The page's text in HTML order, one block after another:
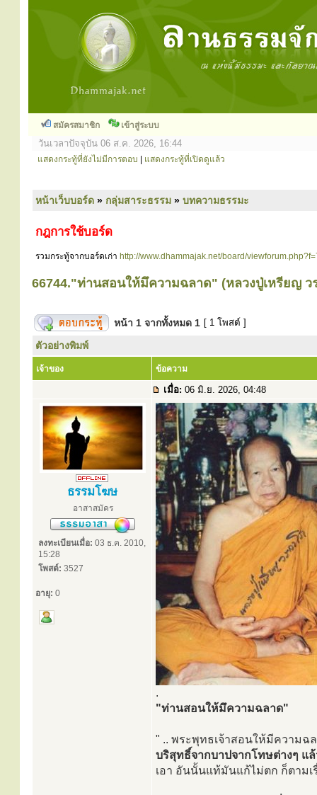
สมัครสมาชิก เข้าสู่ระบบ
วันเวลาปัจจุบัน 06 ส.ค. 2026, 16:44
แสดงกระทู้ที่ยังไม่มีการตอบ แสดงกระทู้ที่เปิดดูแล้ว
หน้าเว็บบอร์ด » กลุ่มสาระธรรม » บทความธรรมะ
กฎการใช้บอร์ด
รวมกระทู้จากบอร์ดเก่า http://www.dhammajak.net/board/
66744."ท่านสอนให้มึความฉลาด" (หลวงปู่เหรียญ ว
หน้า 1 จากทั้งหมด 1 [ 1 โพสต์ ]
ตัวอย่างพิมพ์
เจ้าของ ข้อความ
เมื่อ: 06 มิ.ย. 2026, 04:48
ธรรมโฆษ
อาสาสมัคร
ลงทะเบียนเมื่อ: 03 ธ.ค. 2010,
15:28
โพสต์: 3527
อายุ: 0
.
"ท่านสอนให้มึความฉลาด"
" .. พระพุทธเจ้าสอนให้มีความฉ
บริสุทธิ์จากบาปจากโทษต่างๆ
เอา อันนั้นแท้มันแก้ไม่ตก ก็ตาม